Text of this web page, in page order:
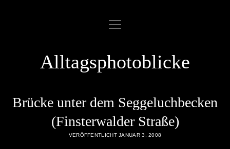
ABOUT
DATENSCHUTZERKLÄRUNG
IMPRESSUM
LINKLIST
Menü
öffnen
Alltagsphotoblicke
Brücke unter dem Seggeluchbecken
(Finsterwalder Straße)
VERÖFFENTLICHT JANUAR 3, 2008